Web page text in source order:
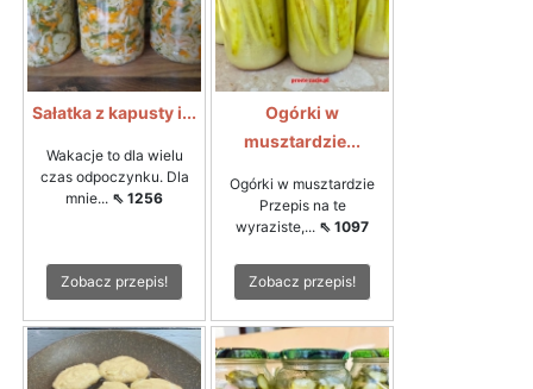
Sałatka z kapusty i...
Wakacje to dla wielu
czas odpoczynku. Dla
mnie... ⇖ 1256
Zobacz przepis!
Ogórki w
musztardzie...
Ogórki w musztardzie
Przepis na te
wyraziste,... ⇖ 1097
Zobacz przepis!